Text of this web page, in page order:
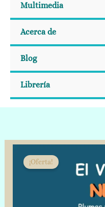
Multimedia
Acerca de
Blog
Librería
¡Oferta!precio
original
precio
actual
$4.99.
Vuelo